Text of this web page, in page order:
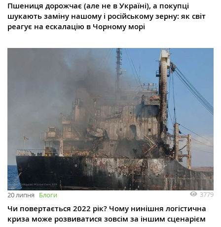
Пшениця дорожчає (але не в Україні), а покупці
шукають заміну нашому і російському зерну: як світ
реагує на ескалацію в Чорному морі
20 липня Блоги 3779
Чи повертається 2022 рік? Чому нинішня логістична
криза може розвиватися зовсім за іншим сценарієм